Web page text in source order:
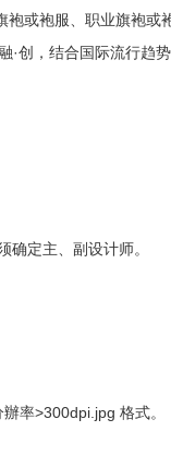
袍或袍服、职业旗袍或
·创，结合国际流行趋
定主、副设计师。
率>300dpi.jpg 格式。